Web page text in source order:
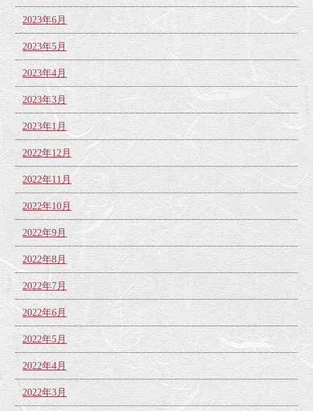
2023年6月
2023年5月
2023年4月
2023年3月
2023年1月
2022年12月
2022年11月
2022年10月
2022年9月
2022年8月
2022年7月
2022年6月
2022年5月
2022年4月
2022年3月